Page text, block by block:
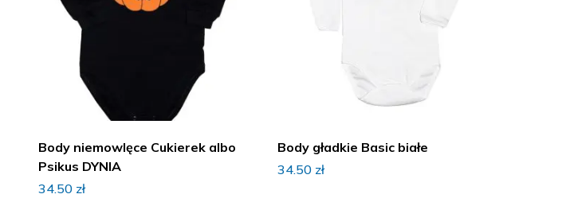
Body niemowlęce Cukierek albo
Psikus DYNIA
34.50 zł
Body gładkie Basic białe
34.50 zł